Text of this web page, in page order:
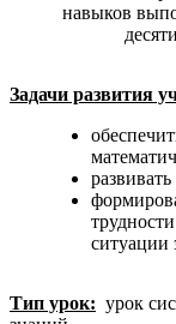
навыков
Задачи развития
ситуации
Тип урок: урок